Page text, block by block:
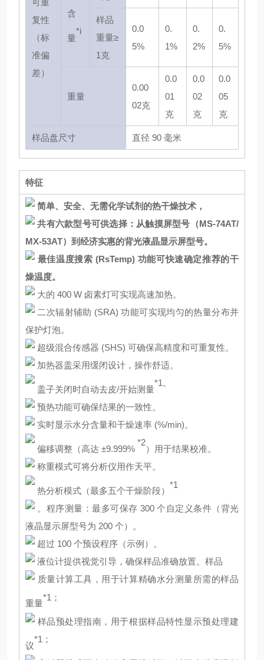
可重
复性
（标
准偏
差）
含
量
*i
样品
重量≥
1克
0.0
5%
0.
1%
0.
2%
0.
5%
重量
0.00
02克
0.0
01
克
0.0
02
克
0.0
05
克
样品盘尺寸 直径 90 毫米
特征
简单、安全、无需化学试剂的热干燥技术，
共有六款型号可供选择：从触摸屏型号（MS-74AT/
MX-53AT）到经济实惠的背光液晶显示屏型号。
最佳温度搜索 (RsTemp) 功能可快速确定推荐的干
燥温度。
大的 400 W 卤素灯可实现高速加热。
二次辐射辅助 (SRA) 功能可实现均匀的热量分布并
保护灯泡。
超级混合传感器 (SHS) 可确保高精度和可重复性。
加热器盖采用缓闭设计，操作舒适。
盖子关闭时自动去皮/开始测量
*1。
预热功能可确保结果的一致性。
实时显示水分含量和干燥速率 (%/min)。
偏移调整（高达 ±9.999%
*2
）用于结果校准。
称重模式可将分析仪用作天平。
热分析模式（最多五个干燥阶段）
*1
。程序测量：最多可保存 300 个自定义条件（背光
液晶显示屏型号为 200 个）。
超过 100 个预设程序（示例）。
液位计提供视觉引导，确保样品准确放置。样品
质量计算工具，用于计算精确水分测量所需的样品
重量
*1；
样品预处理指南，用于根据样品特性显示预处理建
议
*1；